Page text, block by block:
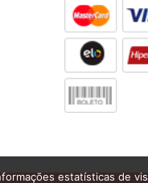
estatísticas de